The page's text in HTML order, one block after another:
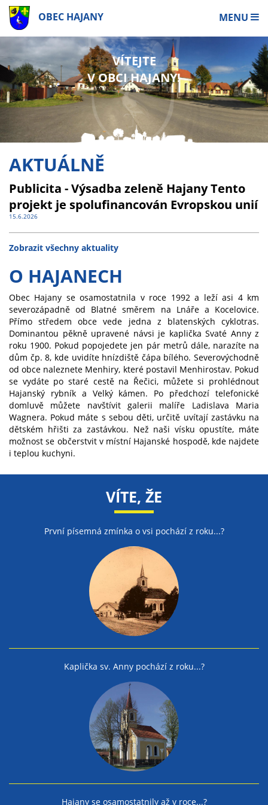
OBEC HAJANY MENU
VÍTEJTE
V OBCI HAJANY!
AKTUÁLNĚ
Publicita - Výsadba zeleně Hajany Tento
projekt je spolufinancován Evropskou unií
15.6.2026
Zobrazit všechny aktuality
O HAJANECH
Obec Hajany se osamostatnila v roce 1992 a leží asi 4 km
severozápadně od Blatné směrem na Lnáře a Kocelovice.
Přímo středem obce vede jedna z blatenských cyklotras.
Dominantou pěkně upravené návsi je kaplička Svaté Anny z
roku 1900. Pokud popojedete jen pár metrů dále, narazíte na
dům čp. 8, kde uvidíte hnízdiště čápa bílého. Severovýchodně
od obce naleznete Menhiry, které postavil Menhirostav. Pokud
se vydáte po staré cestě na Řečici, můžete si prohlédnout
Hajanský rybník a Velký kámen. Po předchozí telefonické
domluvě můžete navštívit galerii malíře Ladislava Maria
Wagnera. Pokud máte s sebou děti, určitě uvítají zastávku na
dětském hřišti za zastávkou. Než naši vísku opustíte, máte
možnost se občerstvit v místní Hajanské hospodě, kde najdete
i teplou kuchyni.
VÍTE, ŽE
První písemná zmínka o vsi pochází z roku...?
Kaplička sv. Anny pochází z roku...?
Hajany se osamostatnily až v roce...?